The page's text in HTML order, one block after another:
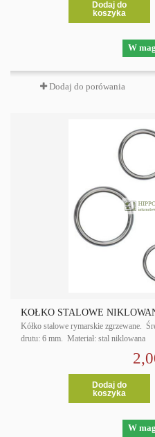
Dodaj do
koszyka
W
Dodaj do porówania
KÓŁKO STALOWE
Kółko stalowe rymarskie zgrzewane.
drutu: 6 mm. Materiał: stal niklowana
Dodaj do
koszyka
W